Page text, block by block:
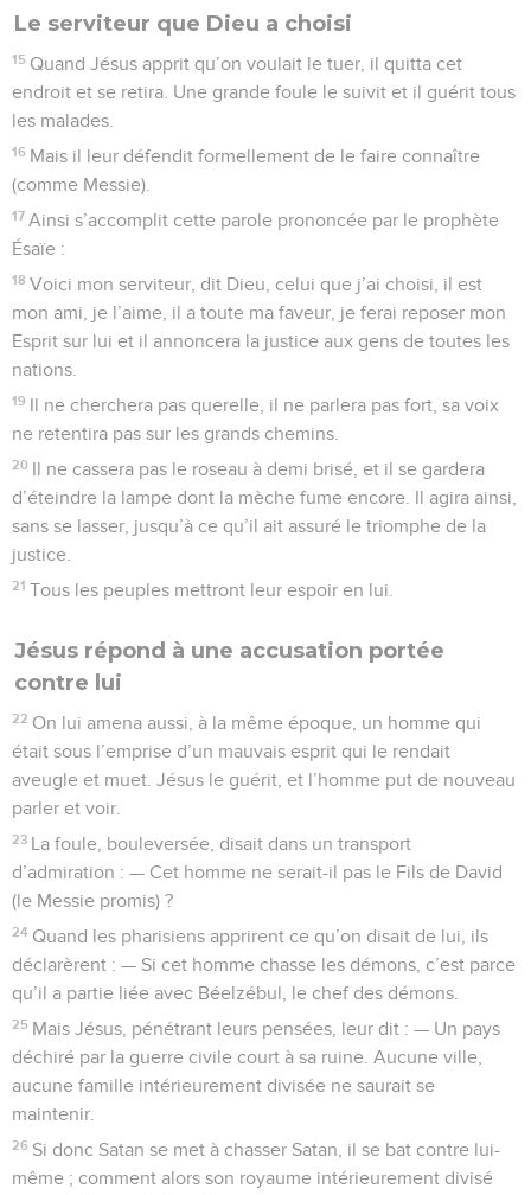
Le serviteur que Dieu a choisi
15 Quand Jésus apprit qu’on voulait le tuer, il quitta cet
endroit et se retira. Une grande foule le suivit et il guérit tous
les malades.
16 Mais il leur défendit formellement de le faire connaître
(comme Messie).
17 Ainsi s’accomplit cette parole prononcée par le prophète
Ésaïe :
18 Voici mon serviteur, dit Dieu, celui que j’ai choisi, il est
mon ami, je l’aime, il a toute ma faveur, je ferai reposer mon
Esprit sur lui et il annoncera la justice aux gens de toutes les
nations.
19 Il ne cherchera pas querelle, il ne parlera pas fort, sa voix
ne retentira pas sur les grands chemins.
20 Il ne cassera pas le roseau à demi brisé, et il se gardera
d’éteindre la lampe dont la mèche fume encore. Il agira ainsi,
sans se lasser, jusqu’à ce qu’il ait assuré le triomphe de la
justice.
21 Tous les peuples mettront leur espoir en lui.
Jésus répond à une accusation portée
contre lui
22 On lui amena aussi, à la même époque, un homme qui
était sous l’emprise d’un mauvais esprit qui le rendait
aveugle et muet. Jésus le guérit, et l’homme put de nouveau
parler et voir.
23 La foule, bouleversée, disait dans un transport
d’admiration : — Cet homme ne serait-il pas le Fils de David
(le Messie promis) ?
24 Quand les pharisiens apprirent ce qu’on disait de lui, ils
déclarèrent : — Si cet homme chasse les démons, c’est parce
qu’il a partie liée avec Béelzébul, le chef des démons.
25 Mais Jésus, pénétrant leurs pensées, leur dit : — Un pays
déchiré par la guerre civile court à sa ruine. Aucune ville,
aucune famille intérieurement divisée ne saurait se
maintenir.
26 Si donc Satan se met à chasser Satan, il se bat contre lui-
même ; comment alors son royaume intérieurement divisé